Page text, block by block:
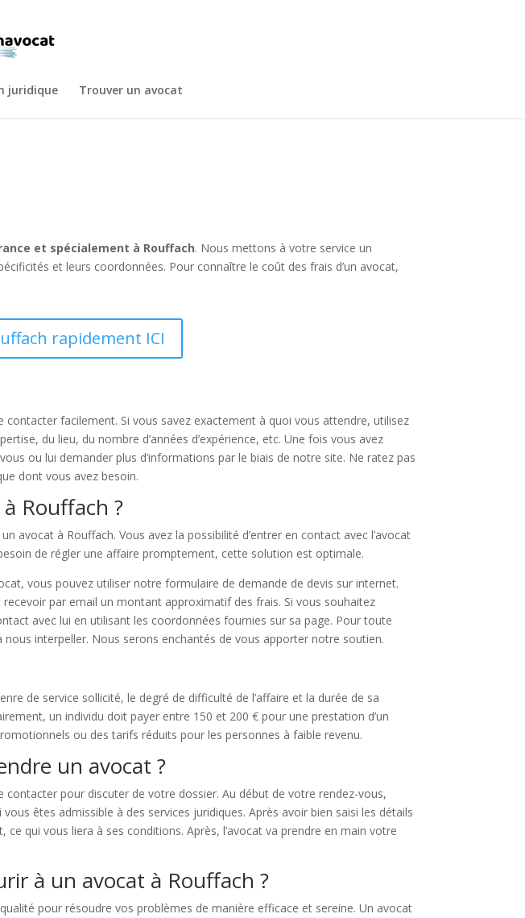
juridique Trouver un avocat
et spécialement à Rouffach. Nous mettons à votre service un
et leurs coordonnées. Pour connaître le coût des frais d’un avocat,
rapidement ICI
facilement. Si vous savez exactement à quoi vous attendre, utilisez
du lieu, du nombre d’années d’expérience, etc. Une fois vous avez
ou lui demander plus d’informations par le biais de notre site. Ne ratez pas
dont vous avez besoin.
Rouffach ?
à Rouffach. Vous avez la possibilité d’entrer en contact avec l’avocat
de régler une affaire promptement, cette solution est optimale.
vous pouvez utiliser notre formulaire de demande de devis sur internet.
par email un montant approximatif des frais. Si vous souhaitez
avec lui en utilisant les coordonnées fournies sur sa page. Pour toute
interpeller. Nous serons enchantés de vous apporter notre soutien.
de service sollicité, le degré de difficulté de l’affaire et la durée de sa
un individu doit payer entre 150 et 200 € pour une prestation d’un
ou des tarifs réduits pour les personnes à faible revenu.
un avocat ?
pour discuter de votre dossier. Au début de votre rendez-vous,
êtes admissible à des services juridiques. Après avoir bien saisi les détails
qui vous liera à ses conditions. Après, l’avocat va prendre en main votre
à un avocat à Rouffach ?
pour résoudre vos problèmes de manière efficace et sereine. Un avocat